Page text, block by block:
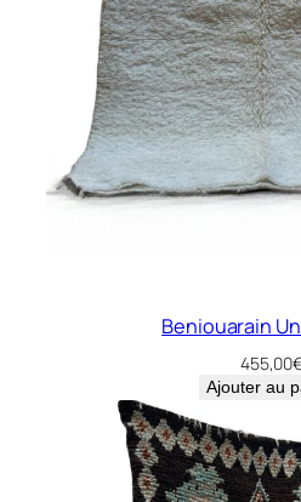
Beniouarain
455,00
Ajouter au